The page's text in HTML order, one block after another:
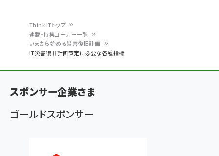
く
ず
Think ITトップ
連載・特集コーナー一覧
いまから始める災害復旧計画
IT災害復旧計画策定に必要な各種指標
スポンサー企業さま
ゴールドスポンサー